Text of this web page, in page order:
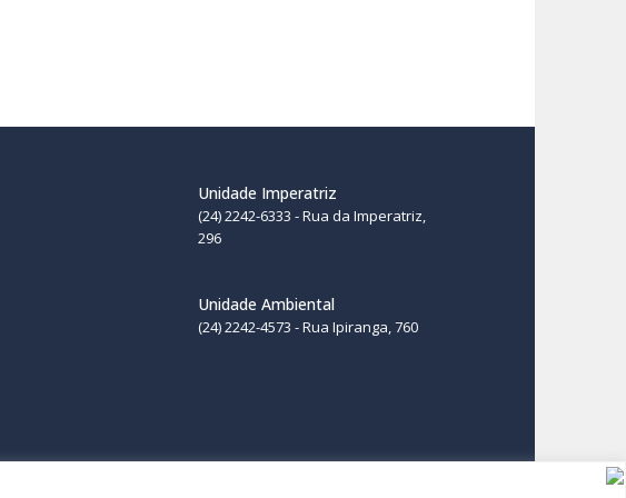
Unidade Imperatriz
(24) 2242-6333 - Rua da Imperatriz,
296
Unidade Ambiental
(24) 2242-4573 - Rua Ipiranga, 760